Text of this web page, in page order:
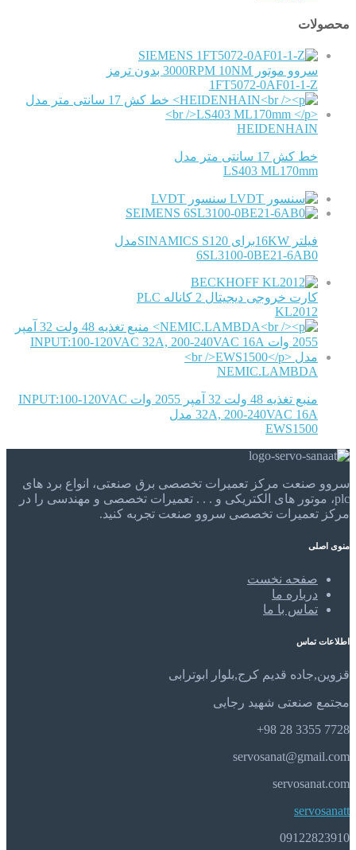
محصولات
SIEMENS
سروو موتور 3000RPM 10NM بدون ترمز
1FT5072-0AF01-1-Z
HEIDENHAIN
خط کش 17 سانتی متر مدل
LS403 ML170mm
سنسور LVDT
SEIMENS
فیلتر 16KWبرای SINAMICS S120مدل
6SL3100-0BE21-6AB0
BECKHOFF
کارت خروجی دیجیتال 2 کاناله PLC
KL2012
NEMIC.LAMBDA
منبع تغذیه 48 ولت 32 آمپر 2055 وات INPUT:100-120VAC
32A, 200-240VAC 16A مدل
EWS1500
سروو صنعت مرکز تعمیرات تخصصی برق صنعتی، انواع برد های
plc، موتور های الکتریکی و . . . تعمیرات تخصصی و مهندسی را در
مرکز تعمیرات تخصصی سروو صنعت تجربه کنید.
منوی اصلی
صفحه نخست
درباره ما
تماس با ما
اطلاعات تماس
قزوین,جاده قدیم کرج,بلوار ابوترابی
مجتمع صنعتی شهید رجایی
7728 3355 28 98+
servosanat@gmail.com
servosanat.com
servosanatt
09122823910